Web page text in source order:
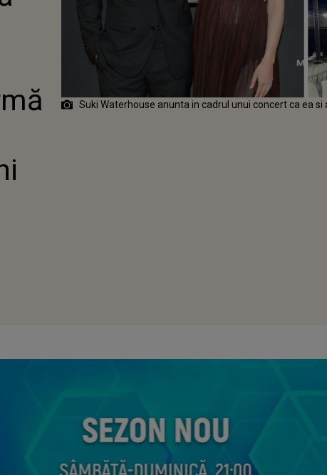
SARCINA.
Suki Waterhouse anunta in cadrul unui concert ca ea